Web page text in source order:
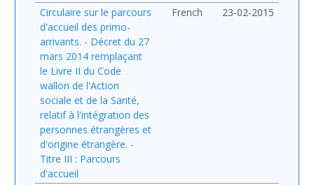
Circulaire sur le parcours
d'accueil des primo-
arrivants. - Décret du 27
mars 2014 remplaçant
le Livre II du Code
wallon de l'Action
sociale et de la Santé,
relatif à l'intégration des
personnes étrangères et
d'origine étrangère. -
Titre III : Parcours
d'accueil
French 23-02-2015